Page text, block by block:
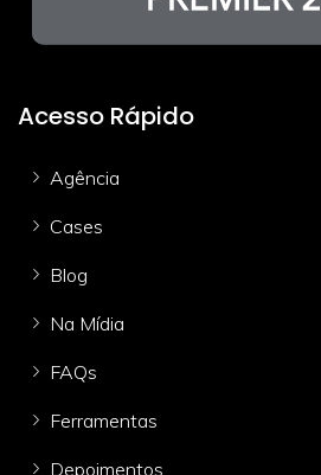
Acesso Rápido
Agência
Cases
Blog
Na Mídia
FAQs
Ferramentas
Depoimentos